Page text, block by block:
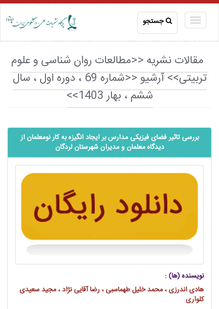
جستجو
مقالات نشریه <<مطالعات روان شناسی و علوم
تربیتی>> آرشیو <<شماره 69 ، دوره اول ، سال
ششم ، بهار 1403>>
بررسی تاثیر فضای فیزیکی مدارس بر ایجاد انگیزه به کار نومعلمان از
دیدگاه معلمان و مدیران شهرستان لردگان
نویسنده (ها) :
هادی اندرزی ، محمد خلیل طهماسبی ، رضا آقایی‌ نژاد ، مجید سعیدی
کلواری